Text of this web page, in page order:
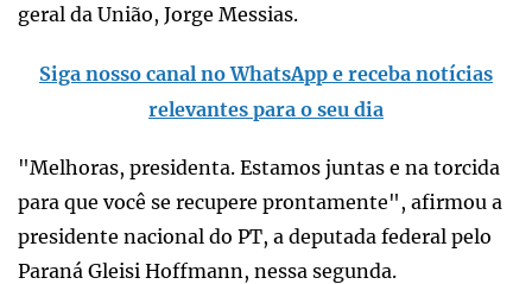
geral da União, Jorge Messias.
Siga nosso canal no WhatsApp e receba notícias
relevantes para o seu dia
"Melhoras, presidenta. Estamos juntas e na torcida
para que você se recupere prontamente", afirmou a
presidente nacional do PT, a deputada federal pelo
Paraná Gleisi Hoffmann, nessa segunda.